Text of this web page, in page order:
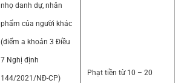
nhọ danh dự, nhân
phẩm của người khác
(điểm a khoản 3 Điều
7 Nghị định
144/2021/NĐ-CP)
Phạt tiền từ 10 – 20